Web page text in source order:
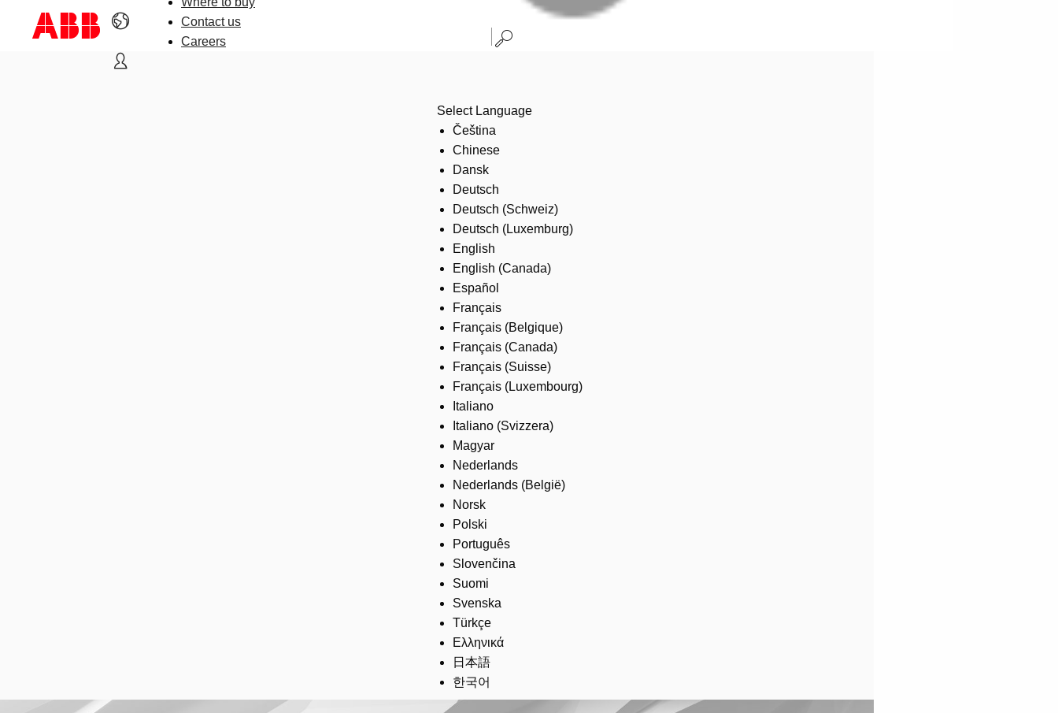
Contact us
Careers
Select Language
Čeština
Chinese
Dansk
Deutsch
Deutsch (Schweiz)
Deutsch (Luxemburg)
English
English (Canada)
Español
Français
Français (Belgique)
Français (Canada)
Français (Suisse)
Français (Luxembourg)
Italiano
Italiano (Svizzera)
Magyar
Nederlands
Nederlands (België)
Norsk
Polski
Português
Slovenčina
Suomi
Svenska
Türkçe
Ελληνικά
日本語
한국어